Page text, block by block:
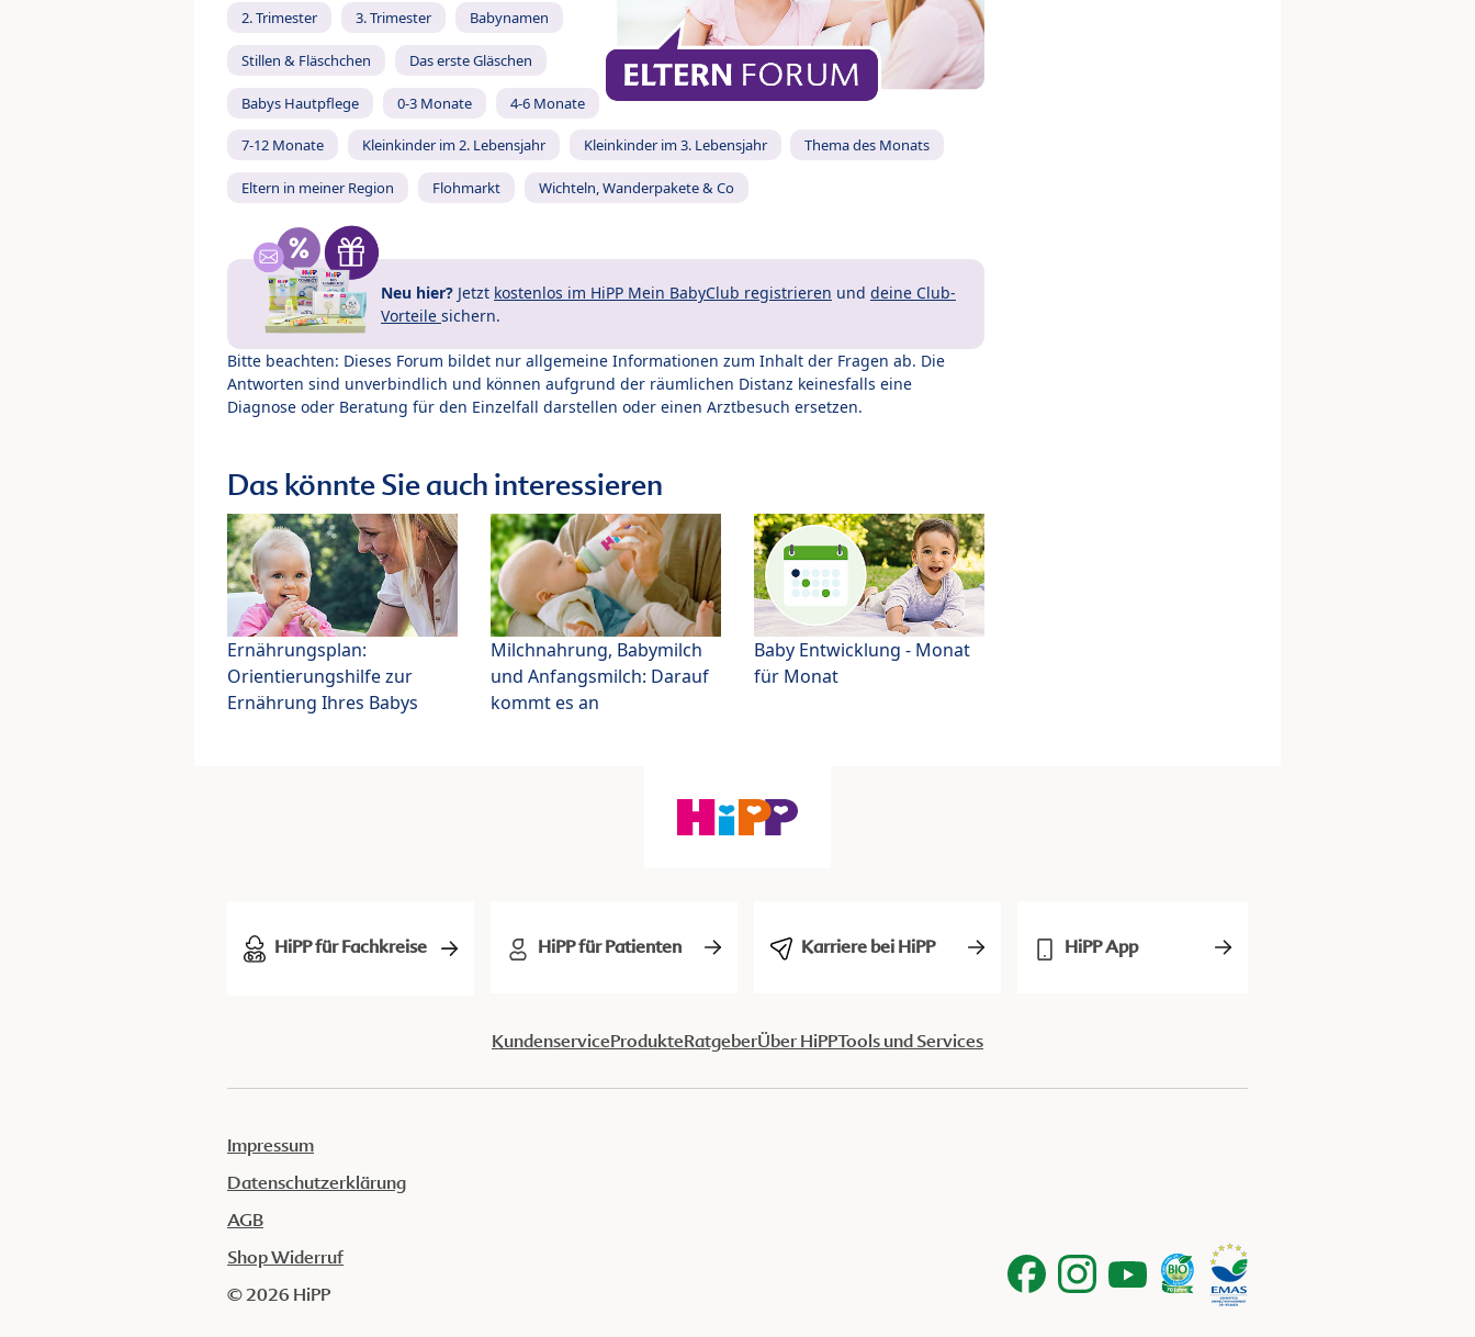
2. Trimester 3. Trimester Babynamen
Stillen & Fläschchen Das erste Gläschen
Babys Hautpflege 0-3 Monate 4-6 Monate
7-12 Monate Kleinkinder im 2. Lebensjahr Kleinkinder im 3. Lebensjahr Thema des Monats
Eltern in meiner Region Flohmarkt Wichteln, Wanderpakete & Co
Neu hier? Jetzt kostenlos im HiPP Mein BabyClub registrieren und deine Club-
Vorteile sichern.
Bitte beachten: Dieses Forum bildet nur allgemeine Informationen zum Inhalt der Fragen ab. Die
Antworten sind unverbindlich und können aufgrund der räumlichen Distanz keinesfalls eine
Diagnose oder Beratung für den Einzelfall darstellen oder einen Arztbesuch ersetzen.
Das könnte Sie auch interessieren
Ernährungsplan:
Orientierungshilfe zur
Ernährung Ihres Babys
Milchnahrung, Babymilch
und Anfangsmilch: Darauf
kommt es an
Baby Entwicklung - Monat
für Monat
HiPP für Fachkreise HiPP für Patienten Karriere bei HiPP HiPP App
KundenserviceProdukteRatgeberÜber HiPPTools und Services
Impressum
Datenschutzerklärung
AGB
Shop Widerruf
© 2026 HiPP